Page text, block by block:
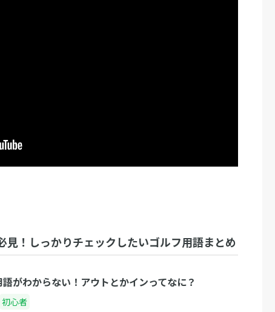
見！しっかりチェックしたいゴルフ用語まとめ
がわからない！アウトとかインってなに？
初心者